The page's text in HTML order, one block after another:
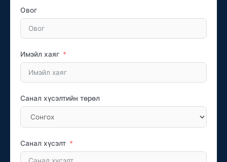
Овог
Имэйл хаяг
Санал хүсэлтийн төрөл
Санал хүсэлт